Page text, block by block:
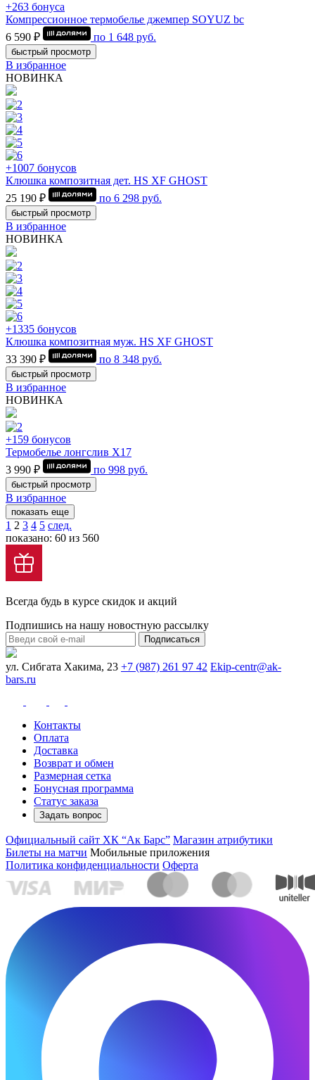
+263 бонуса
Компрессионное термобелье джемпер SOYUZ bc
6 590 ₽
по 1 648 руб.
быстрый просмотр
В избранное
НОВИНКА
+1007 бонусов
Клюшка композитная дет. HS XF GHOST
25 190 ₽
по 6 298 руб.
быстрый просмотр
В избранное
НОВИНКА
+1335 бонусов
Клюшка композитная муж. HS XF GHOST
33 390 ₽
по 8 348 руб.
быстрый просмотр
В избранное
НОВИНКА
+159 бонусов
Термобелье лонгслив Х17
3 990 ₽
по 998 руб.
быстрый просмотр
В избранное
показать еще
1 2 3 4 5 след.
показано: 60 из 560
Всегда будь в курсе скидок и акций
Подпишись на нашу новостную рассылку
Подписаться
ул. Сибгата Хакима, 23 +7 (987) 261 97 42 Ekip-centr@ak-
bars.ru
Контакты
Оплата
Доставка
Возврат и обмен
Размерная сетка
Бонусная программа
Статус заказа
Задать вопрос
Официальный сайт ХК “Ак Барс” Магазин атрибутики
Билеты на матчи Мобильные приложения
Политика конфиденциальности Оферта